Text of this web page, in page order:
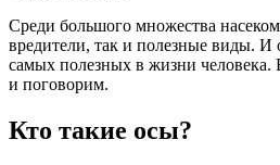
Среди большого множества
вредители, так и полезные виды.
самых полезных в жизни человека.
и поговорим.
Кто такие осы?